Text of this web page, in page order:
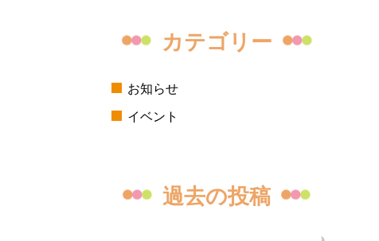
カテゴリー
お知らせ
イベント
過去の投稿